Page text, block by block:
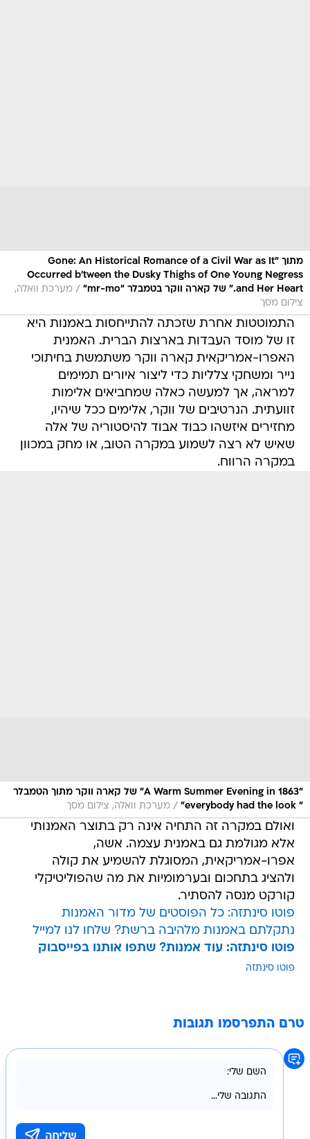
מתוך "Gone: An Historical Romance of a Civil War as It
Occurred b'tween the Dusky Thighs of One Young Negress
and Her Heart." של קארה ווקר בטמבלר "mr-mo"
/ מערכת וואלה,
צילום מסך
התמוטטות אחרת שזכתה להתייחסות באמנות היא
זו של מוסד העבדות בארצות הברית. האמנית
האפרו-אמריקאית קארה ווקר משתמשת בחיתוכי
נייר ומשחקי צלליות כדי ליצור איורים תמימים
למראה, אך למעשה כאלה שמחביאים אלימות
זוועתית. הנרטיבים של ווקר, אלימים ככל שיהיו,
מחזירים איזשהו כבוד אבוד להיסטוריה של אלה
שאיש לא רצה לשמוע במקרה הטוב, או מחק במכוון
במקרה הרווח.
"A Warm Summer Evening in 1863" של קארה ווקר מתוך הטמבלר
" everybody had the look"
/ מערכת וואלה, צילום מסך
ואולם במקרה זה התחיה אינה רק בתוצר האמנותי
אלא מגולמת גם באמנית עצמה. אשה,
אפרו-אמריקאית, המסוגלת להשמיע את קולה
ולהציג בתחכום ובערמומיות את מה שהפוליטיקלי
קורקט מנסה להסתיר.
פוטו סינתזה: כל הפוסטים של מדור האמנות
נתקלתם באמנות מלהיבה ברשת? שלחו לנו למייל
פוטו סינתזה: עוד אמנות? שתפו אותנו בפייסבוק
פוטו סינתזה
טרם התפרסמו תגובות